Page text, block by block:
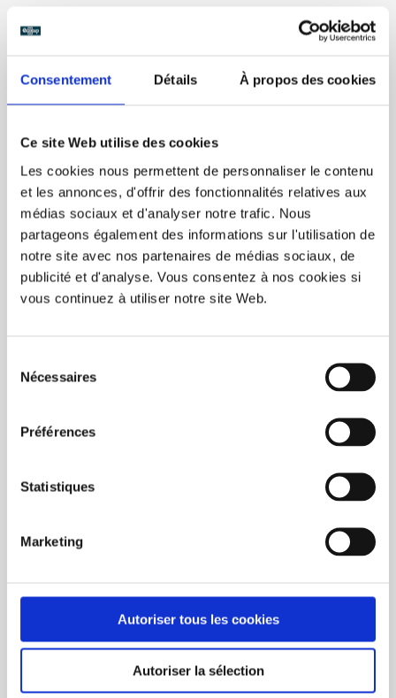
Consentement Détails À propos des cookies
Ce site Web utilise des cookies
Les cookies nous permettent de personnaliser le contenu
et les annonces, d'offrir des fonctionnalités relatives aux
médias sociaux et d'analyser notre trafic. Nous
partageons également des informations sur l'utilisation de
notre site avec nos partenaires de médias sociaux, de
publicité et d'analyse. Vous consentez à nos cookies si
vous continuez à utiliser notre site Web.
Nécessaires
Préférences
Statistiques
Marketing
Autoriser tous les cookies
Autoriser la sélection
AVIS
A propos du visuel :
Face avant : cadre avec zones de texte
Face arrière : extrémités de la frise de roses
Couleurs du gobelet : blanc ou givré
Personnalisable en ligne : oui
Zones personnalisables : Noms, dates, Texte 1, Texte
2
Passe au lave-vaisselle et au micro-ondes
100% recyclable
laissant votre E-mail pour obtenir le